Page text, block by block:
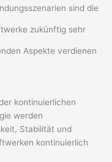
sind die
zukünftig sehr
Aspekte verdienen
kontinuierlichen
werden
Stabilität und
kontinuierlich